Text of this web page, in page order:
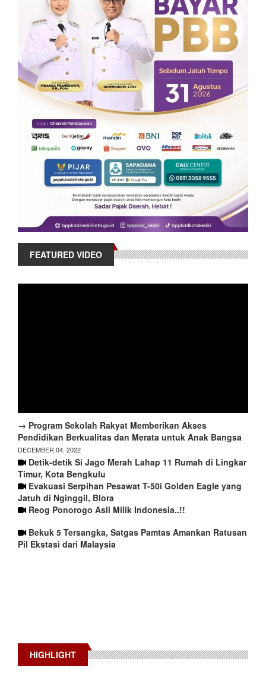
FEATURED VIDEO
→ Program Sekolah Rakyat Memberikan Akses
Pendidikan Berkualitas dan Merata untuk Anak Bangsa
DECEMBER 04, 2022
Detik-detik Si Jago Merah Lahap 11 Rumah di Lingkar
Timur, Kota Bengkulu
Evakuasi Serpihan Pesawat T-50i Golden Eagle yang
Jatuh di Nginggil, Blora
Reog Ponorogo Asli Milik Indonesia..!!
Bekuk 5 Tersangka, Satgas Pamtas Amankan Ratusan
Pil Ekstasi dari Malaysia
HIGHLIGHT